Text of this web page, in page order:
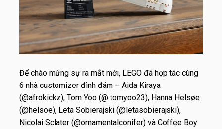
Để chào mừng sự ra mắt mới, LEGO đã hợp tác cùng
6 nhà customizer đình đám – Aida Kiraya
(@afrokickz), Tom Yoo (@ tomyoo23), Hanna Helsøe
(@helsoe), Leta Sobierajski (@letasobierajski),
Nicolai Sclater (@ornamentalconifer) và Coffee Boy